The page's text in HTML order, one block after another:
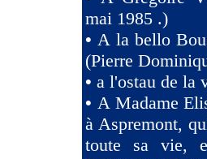
mai 1985 .)
•A la bello
(Pierre
• a l'ostau de la
• A Madame
à Aspremont,
toute sa vie,